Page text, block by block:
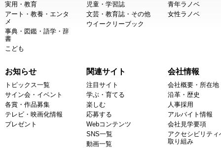
実用・教育
アート・教養・エンタ
メ
事典・図鑑・語学・辞
書
こども
児童・学習誌
文芸・教育誌・その他
ウイークリーブック
青年ラノベ
女性ラノベ
お知らせ
トピックス一覧
サイン会・イベント
各賞・作品募集
テレビ・映画化情報
プレゼント
関連サイト
注目サイト
学ぶ・育てる
楽しむ
応募する
Webコンテンツ
SNS一覧
動画一覧
会社情報
会社概要・所在地
沿革・歴史
人事採用
アルバイト情報
会社見学要項
アクセシビリティ
取り組み